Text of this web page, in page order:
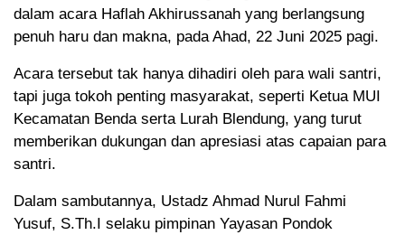
dalam acara Haflah Akhirussanah yang berlangsung
penuh haru dan makna, pada Ahad, 22 Juni 2025 pagi.
Acara tersebut tak hanya dihadiri oleh para wali santri,
tapi juga tokoh penting masyarakat, seperti Ketua MUI
Kecamatan Benda serta Lurah Blendung, yang turut
memberikan dukungan dan apresiasi atas capaian para
santri.
Dalam sambutannya, Ustadz Ahmad Nurul Fahmi
Yusuf, S.Th.I selaku pimpinan Yayasan Pondok